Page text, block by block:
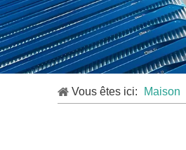
Vous êtes ici: Maison